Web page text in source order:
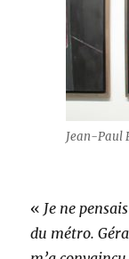
Jean-Paul
« Je ne
du métro.